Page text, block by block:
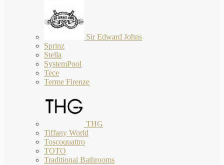
Sir Edward Johns
Sprinz
Stella
SystemPool
Tece
Terme Firenze
THG
Tiffany World
Toscoquattro
TOTO
Traditional Bathrooms